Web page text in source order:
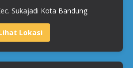
Sukajadi Kota Bandung
Lokasi